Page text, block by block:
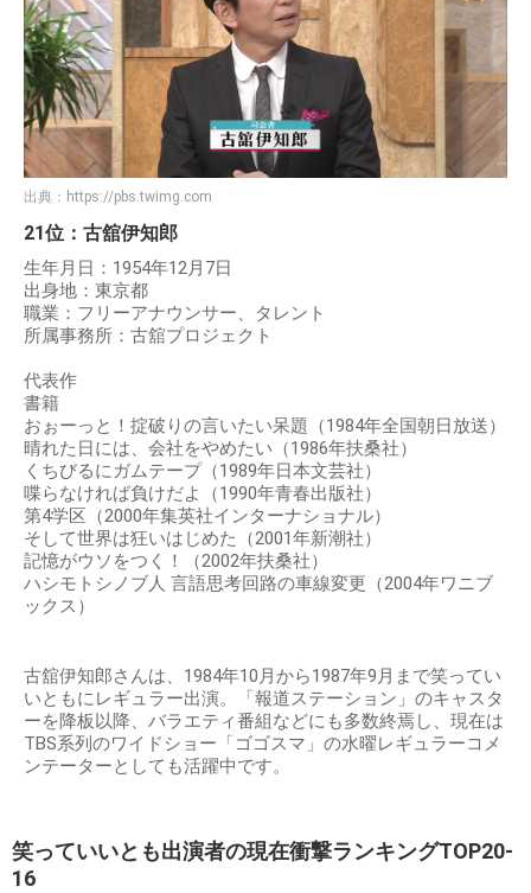
出典： https://pbs.twimg.com
21位：古舘伊知郎
生年月日：1954年12月7日
出身地：東京都
職業：フリーアナウンサー、タレント
所属事務所：古舘プロジェクト
代表作
書籍
おぉーっと！掟破りの言いたい呆題（1984年全国朝日放送）
晴れた日には、会社をやめたい（1986年扶桑社）
くちびるにガムテープ（1989年日本文芸社）
喋らなければ負けだよ（1990年青春出版社）
第4学区（2000年集英社インターナショナル）
そして世界は狂いはじめた（2001年新潮社）
記憶がウソをつく！（2002年扶桑社）
ハシモトシノブ人 言語思考回路の車線変更（2004年ワニブ
ックス）
古舘伊知郎さんは、1984年10月から1987年9月まで笑ってい
いともにレギュラー出演。「報道ステーション」のキャスタ
ーを降板以降、バラエティ番組などにも多数終焉し、現在は
TBS系列のワイドショー「ゴゴスマ」の水曜レギュラーコメ
ンテーターとしても活躍中です。
笑っていいとも出演者の現在衝撃ランキングTOP20-
16